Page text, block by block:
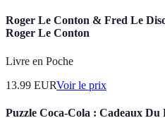
Roger Le Conton & Fred Le
Roger Le Conton
Livre en Poche
13.99 EURVoir le prix
Puzzle Coca-Cola : Cadeaux Du